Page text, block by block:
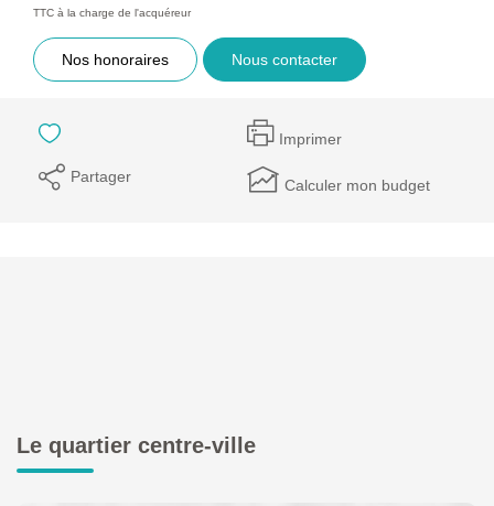
TTC à la charge de l'acquéreur
Nos honoraires Nous contacter
Imprimer
Partager Calculer mon budget
Le quartier centre-ville